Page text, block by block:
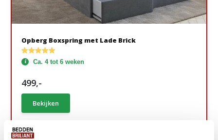
Opberg Boxspring met Lade Brick
Ca. 4 tot 6 weken
499,-
Bekijken